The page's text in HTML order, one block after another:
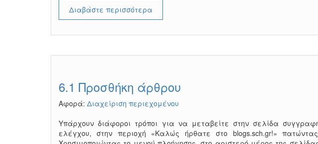
Διαβάστε περισσότερα
6.1 Προσθήκη άρθρου
Αφορά: Διαχείριση περιεχομένου
Υπάρχουν διάφοροι τρόποι για να μεταβείτε στην σελίδα
ελέγχου, στην περιοχή «Καλώς ήρθατε στο blogs.sch.gr!»